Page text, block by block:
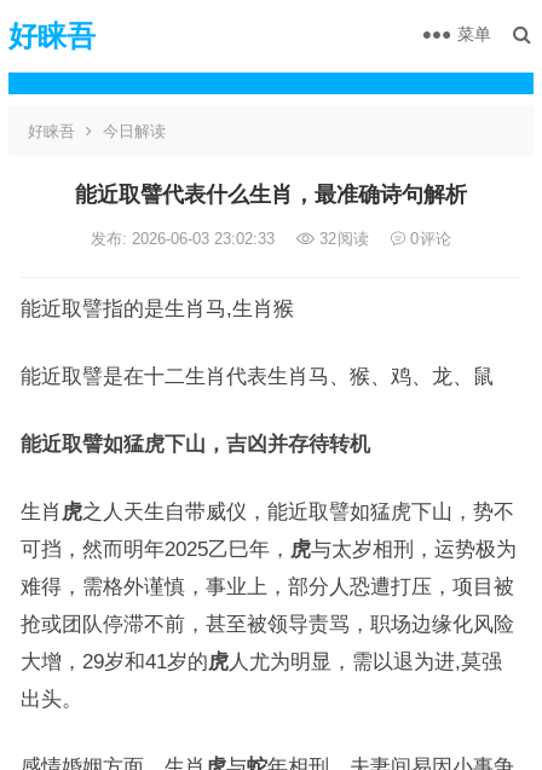
好睐吾 菜单
好睐吾 今日解读
能近取譬代表什么生肖，最准确诗句解析
发布: 2026-06-03 23:02:33 32阅读 0评论
能近取譬指的是生肖马,生肖猴
能近取譬是在十二生肖代表生肖马、猴、鸡、龙、鼠
能近取譬如猛虎下山，吉凶并存待转机
生肖 虎之人天生自带威仪，能近取譬如猛虎下山，势不
可挡，然而明年2025乙巳年， 虎与太岁相刑，运势极为
难得，需格外谨慎，事业上，部分人恐遭打压，项目被
抢或团队停滞不前，甚至被领导责骂，职场边缘化风险
大增，29岁和41岁的虎人尤为明显，需以退为进,莫强
出头。